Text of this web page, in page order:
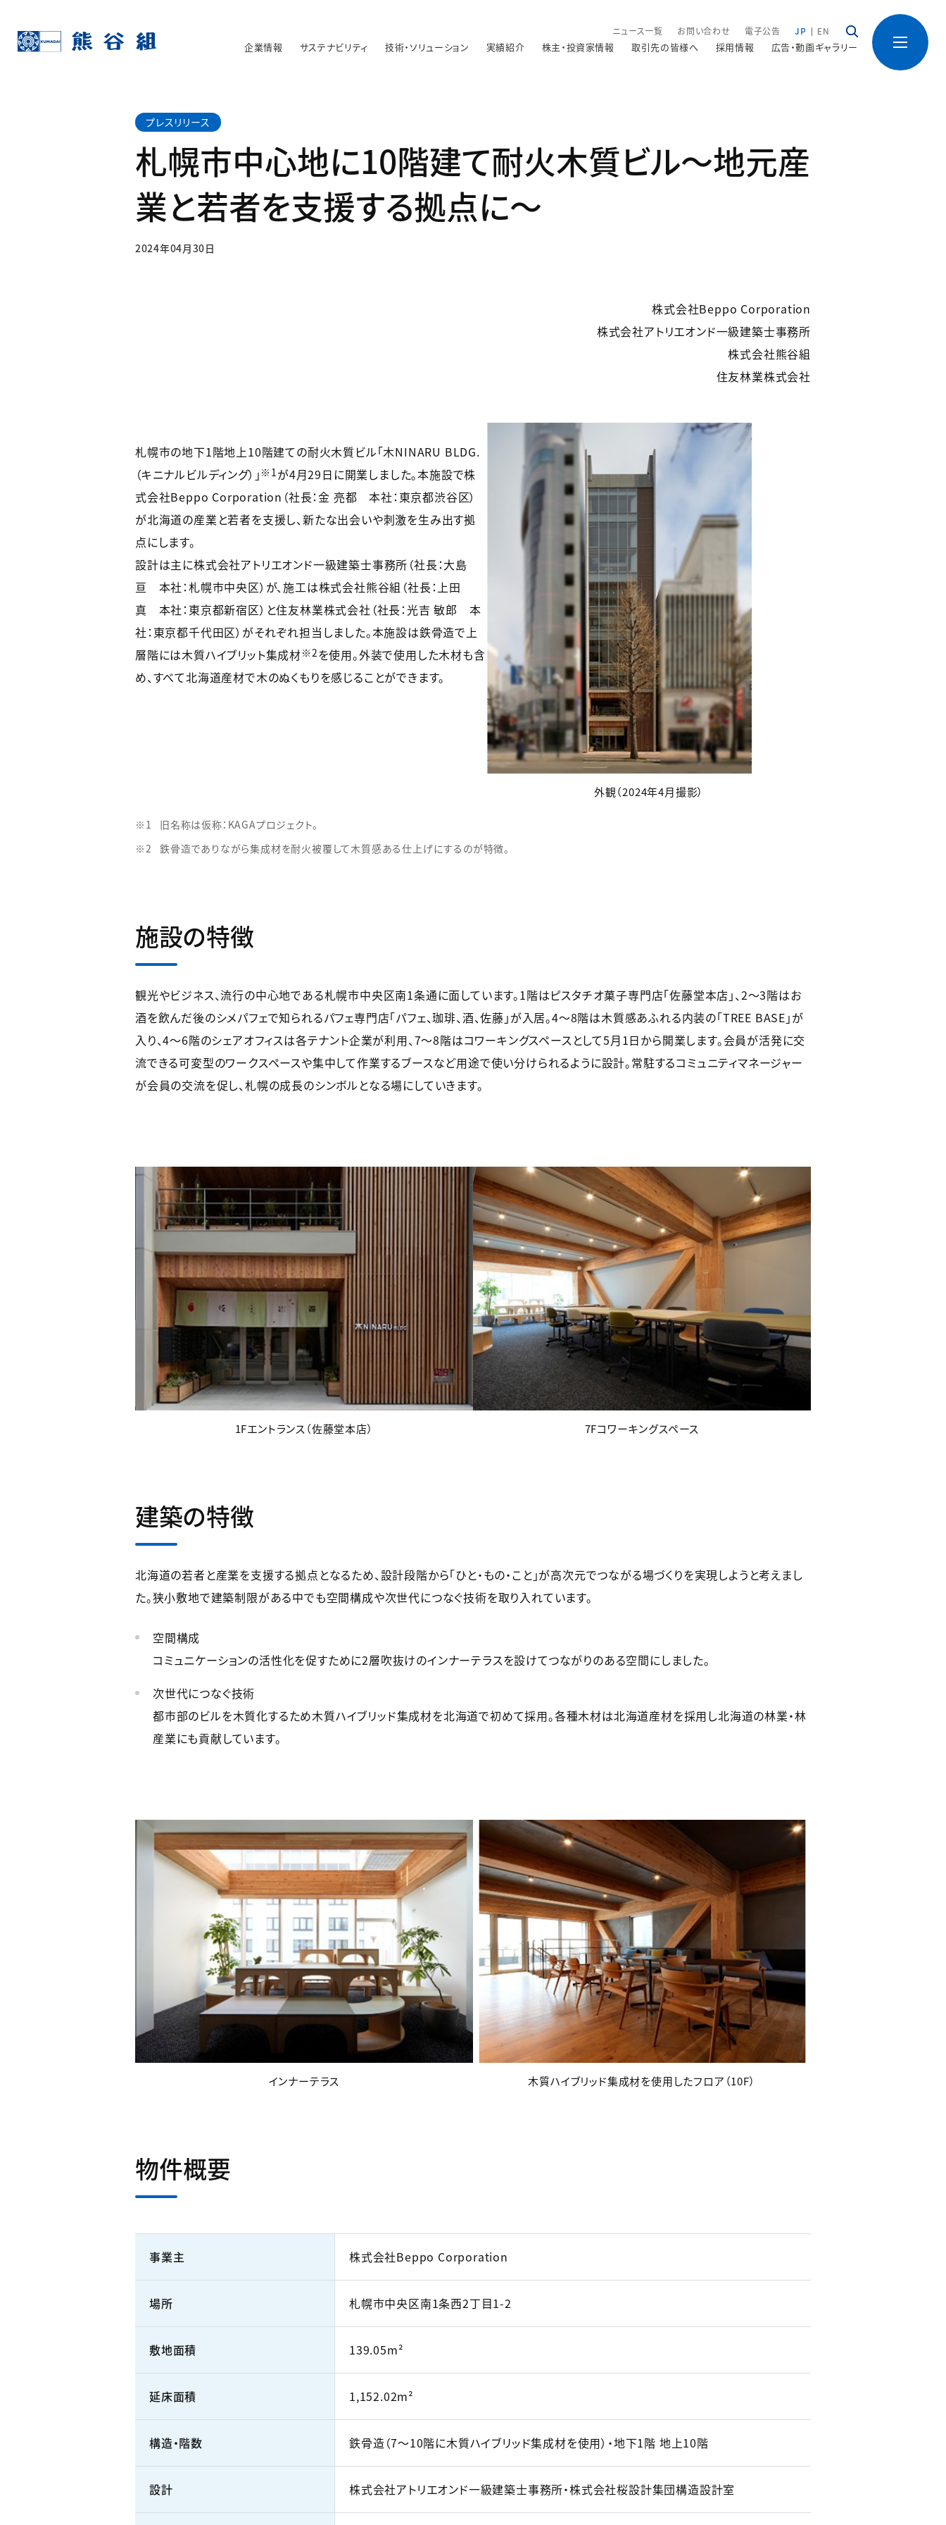
ニュース一覧 お問い合わせ 電子公告 JP EN
企業情報 サステナビリティ 技術・ソリューション 実績紹介 株主・投資家情報 取引先の皆様へ 採用情報 広告・動画ギャラリー
プレスリリース
札幌市中心地に10階建て耐火木質ビル～地元産
業と若者を支援する拠点に～
2024年04月30日
株式会社Beppo Corporation
株式会社アトリエオンド一級建築士事務所
株式会社熊谷組
住友林業株式会社
札幌市の地下1階地上10階建ての耐火木質ビル「木NINARU BLDG.
（キニナルビルディング）」 ※1 が4月29日に開業しました。本施設で株
式会社Beppo Corporation（社長：金 亮都 本社：東京都渋谷区）
が北海道の産業と若者を支援し、新たな出会いや刺激を生み出す拠
点にします。
設計は主に株式会社アトリエオンド一級建築士事務所（社長：大島
亘 本社：札幌市中央区）が、施工は株式会社熊谷組（社長：上田
真 本社：東京都新宿区）と住友林業株式会社（社長：光吉 敏郎 本
社：東京都千代田区）がそれぞれ担当しました。本施設は鉄骨造で上
層階には木質ハイブリット集成材※2を使用。外装で使用した木材も含
め、すべて北海道産材で木のぬくもりを感じることができます。
外観（2024年4月撮影）
旧名称は仮称：KAGAプロジェクト。
鉄骨造でありながら集成材を耐火被覆して木質感ある仕上げにするのが特徴。
施設の特徴
観光やビジネス、流行の中心地である札幌市中央区南1条通に面しています。1階はピスタチオ菓子専門店「佐藤堂本店」、2～3階はお
酒を飲んだ後のシメパフェで知られるパフェ専門店「パフェ、珈琲、酒、佐藤」が入居。4～8階は木質感あふれる内装の「TREE BASE」が
入り、4～6階のシェアオフィスは各テナント企業が利用、7～8階はコワーキングスペースとして5月1日から開業します。会員が活発に交
流できる可変型のワークスペースや集中して作業するブースなど用途で使い分けられるように設計。常駐するコミュニティマネージャー
が会員の交流を促し、札幌の成長のシンボルとなる場にしていきます。
1Fエントランス（佐藤堂本店） 7Fコワーキングスペース
建築の特徴
北海道の若者と産業を支援する拠点となるため、設計段階から「ひと・もの・こと」が高次元でつながる場づくりを実現しようと考えまし
た。狭小敷地で建築制限がある中でも空間構成や次世代につなぐ技術を取り入れています。
空間構成
コミュニケーションの活性化を促すために2層吹抜けのインナーテラスを設けてつながりのある空間にしました。
次世代につなぐ技術
都市部のビルを木質化するため木質ハイブリッド集成材を北海道で初めて採用。各種木材は北海道産材を採用し北海道の林業・林
産業にも貢献しています。
インナーテラス 木質ハイブリッド集成材を使用したフロア（10F）
物件概要
事業主 株式会社Beppo Corporation
場所 札幌市中央区南1条西2丁目1-2
敷地面積 139.05m²
延床面積 1,152.02m²
構造・階数 鉄骨造（7～10階に木質ハイブリッド集成材を使用）・地下1階 地上10階
設計 株式会社アトリエオンド一級建築士事務所・株式会社桜設計集団構造設計室